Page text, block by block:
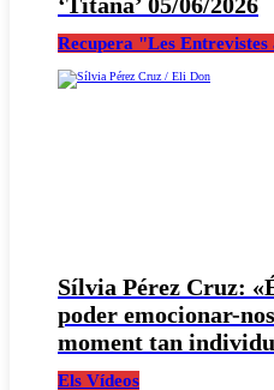
Recupera "Les Entrevistes
Sílvia Pérez Cruz:
poder emocionar-
moment tan
Els Vídeos